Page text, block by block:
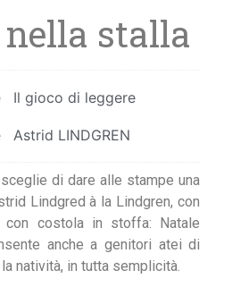
stalla
Il gioco di leggere
Astrid LINDGREN
di dare alle stampe una
Lindgred à la Lindgren, con
con costola in stoffa: Natale
anche a genitori atei di
natività, in tutta semplicità.